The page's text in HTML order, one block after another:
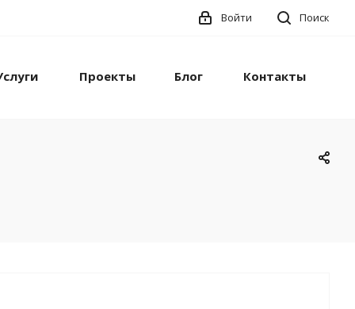
Поиск
Войти
Проекты Блог Контакты